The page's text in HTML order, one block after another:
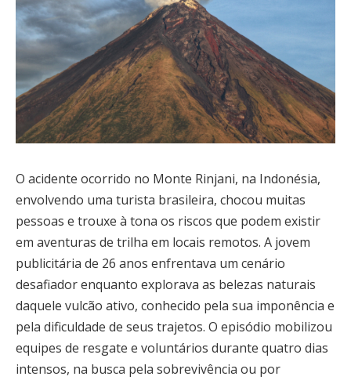
O acidente ocorrido no Monte Rinjani, na Indonésia,
envolvendo uma turista brasileira, chocou muitas
pessoas e trouxe à tona os riscos que podem existir
em aventuras de trilha em locais remotos. A jovem
publicitária de 26 anos enfrentava um cenário
desafiador enquanto explorava as belezas naturais
daquele vulcão ativo, conhecido pela sua imponência e
pela dificuldade de seus trajetos. O episódio mobilizou
equipes de resgate e voluntários durante quatro dias
intensos, na busca pela sobrevivência ou por